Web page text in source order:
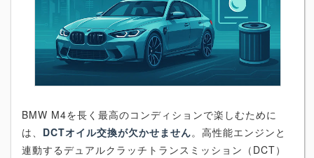
BMW M4を長く最高のコンディションで楽しむために
は、 DCTオイル交換が欠かせません。高性能エンジンと
連動するデュアルクラッチトランスミッション（DCT）